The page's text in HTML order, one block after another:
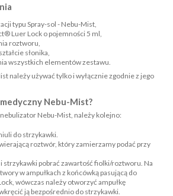
typu Spray-sol - Nebu-Mist,
Luer Lock o pojemności 5 ml,
roztworu,
słonika,
wszystkich elementów zestawu.
należy używać tylko i wyłącznie zgodnie z jego
Nebu-Mist?
Nebu-Mist, należy kolejno:
do strzykawki.
roztwór, który zamierzamy podać przy
i strzykawki pobrać zawartość fiolki/roztworu. Na
w ampułkach z końcówką pasującą do
wówczas należy otworzyć ampułkę
ją bezpośrednio do strzykawki.